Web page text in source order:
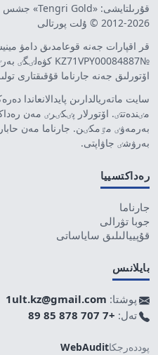
قۇرىلتايشى: «Tengri Gold» جشس
2012-2026 © ۇلت پورتالى
قر اقپارات جەنە قوعامدىق دامۋ
№KZ71VPY00084887 كۋەلٸگٸ بەرٸلگەن.
اۆتورلىق جەنە جارناما قۇقىقتارى
سايت ماتەريالدارىن پايدالانعاندا
مٸندەتتٸ. اۆتورلار پٸكٸرٸ مەن
بەرمەۋٸ مٷمكٸن. جارناما مەن
بەرۋشٸ جاۋاپتى.
رەداكتسييا
جارناما
جوبا تۋرالى
قۇپييالىلىق ساياساتى
بايلانىس
پوشتا: 1ult.kz@gmail.com
تەل: +7 707 878 85 89
پوددەرجكاWebAudit